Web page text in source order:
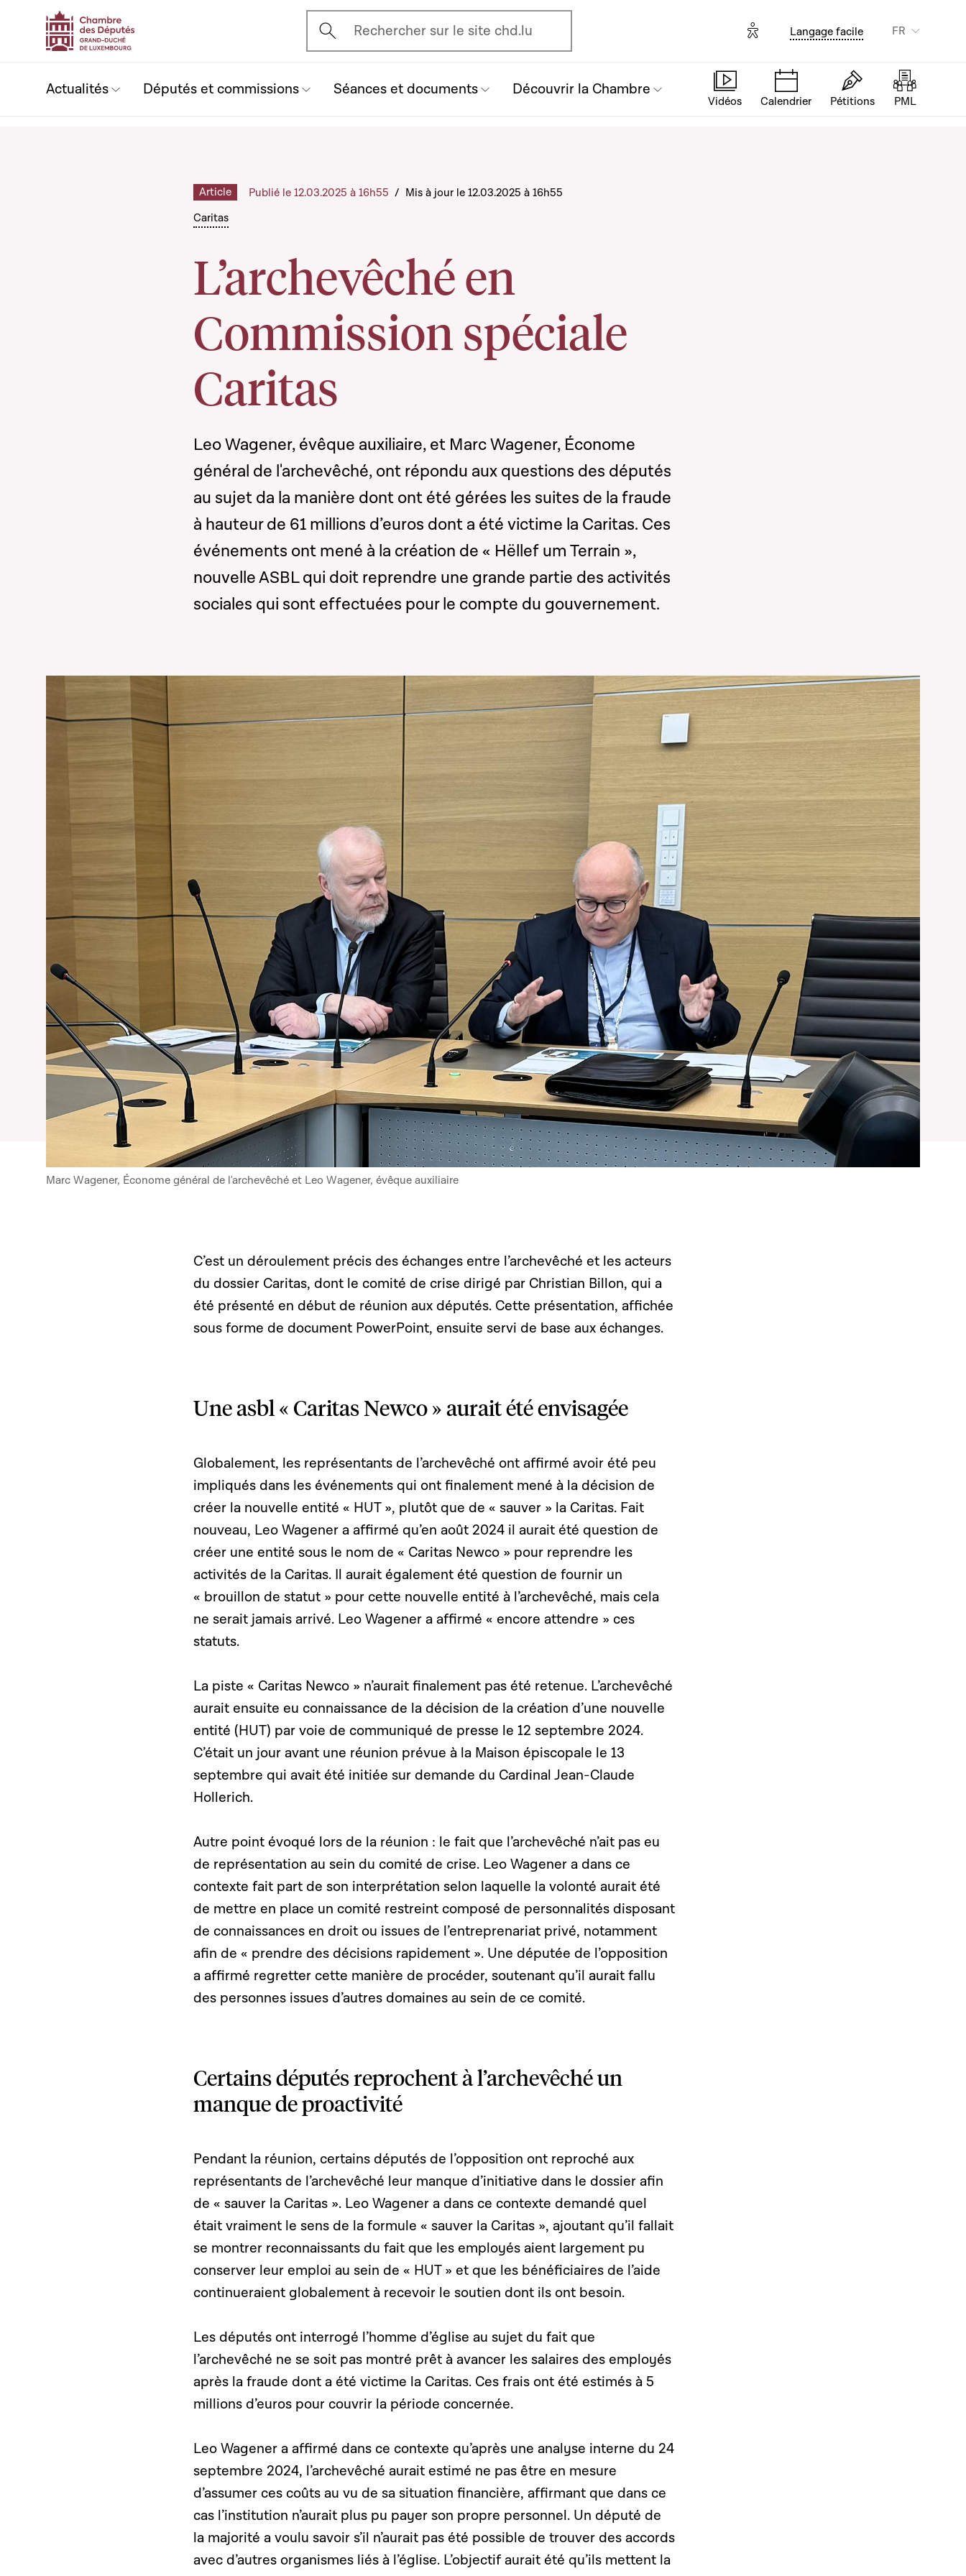
Ouvrir l'écran de recherche
Rechercher sur le site chd.lu Options d'accessibilité
Langage facile FR
Actualités Députés et commissions Séances et documents Découvrir la Chambre
Vidéos Calendrier Pétitions PML
Caritas
L’archevêché en
Commission spéciale
Caritas
Article Publié le 12.03.2025 à 16h55 / Mis à jour le 12.03.2025 à 16h55
Leo Wagener, évêque auxiliaire, et Marc Wagener, Économe
général de l'archevêché, ont répondu aux questions des députés
au sujet da la manière dont ont été gérées les suites de la fraude
à hauteur de 61 millions d’euros dont a été victime la Caritas. Ces
événements ont mené à la création de « Hëllef um Terrain »,
nouvelle ASBL qui doit reprendre une grande partie des activités
sociales qui sont effectuées pour le compte du gouvernement.
Marc Wagener, Économe général de l'archevêché et Leo Wagener, évêque auxiliaire
C’est un déroulement précis des échanges entre l’archevêché et les acteurs
du dossier Caritas, dont le comité de crise dirigé par Christian Billon, qui a
été présenté en début de réunion aux députés. Cette présentation, affichée
sous forme de document PowerPoint, ensuite servi de base aux échanges.
Une asbl « Caritas Newco » aurait été envisagée
Globalement, les représentants de l’archevêché ont affirmé avoir été peu
impliqués dans les événements qui ont finalement mené à la décision de
créer la nouvelle entité « HUT », plutôt que de « sauver » la Caritas. Fait
nouveau, Leo Wagener a affirmé qu’en août 2024 il aurait été question de
créer une entité sous le nom de « Caritas Newco » pour reprendre les
activités de la Caritas. Il aurait également été question de fournir un
« brouillon de statut » pour cette nouvelle entité à l’archevêché, mais cela
ne serait jamais arrivé. Leo Wagener a affirmé « encore attendre » ces
statuts.
La piste « Caritas Newco » n’aurait finalement pas été retenue. L’archevêché
aurait ensuite eu connaissance de la décision de la création d’une nouvelle
entité (HUT) par voie de communiqué de presse le 12 septembre 2024.
C’était un jour avant une réunion prévue à la Maison épiscopale le 13
septembre qui avait été initiée sur demande du Cardinal Jean-Claude
Hollerich.
Autre point évoqué lors de la réunion : le fait que l’archevêché n’ait pas eu
de représentation au sein du comité de crise. Leo Wagener a dans ce
contexte fait part de son interprétation selon laquelle la volonté aurait été
de mettre en place un comité restreint composé de personnalités disposant
de connaissances en droit ou issues de l’entreprenariat privé, notamment
afin de « prendre des décisions rapidement ». Une députée de l’opposition
a affirmé regretter cette manière de procéder, soutenant qu’il aurait fallu
des personnes issues d’autres domaines au sein de ce comité.
Certains députés reprochent à l’archevêché un
manque de proactivité
Pendant la réunion, certains députés de l’opposition ont reproché aux
représentants de l’archevêché leur manque d’initiative dans le dossier afin
de « sauver la Caritas ». Leo Wagener a dans ce contexte demandé quel
était vraiment le sens de la formule « sauver la Caritas », ajoutant qu’il fallait
se montrer reconnaissants du fait que les employés aient largement pu
conserver leur emploi au sein de « HUT » et que les bénéficiaires de l’aide
continueraient globalement à recevoir le soutien dont ils ont besoin.
Les députés ont interrogé l’homme d’église au sujet du fait que
l’archevêché ne se soit pas montré prêt à avancer les salaires des employés
après la fraude dont a été victime la Caritas. Ces frais ont été estimés à 5
millions d’euros pour couvrir la période concernée.
Leo Wagener a affirmé dans ce contexte qu’après une analyse interne du 24
septembre 2024, l’archevêché aurait estimé ne pas être en mesure
d’assumer ces coûts au vu de sa situation financière, affirmant que dans ce
cas l’institution n’aurait plus pu payer son propre personnel. Un député de
la majorité a voulu savoir s’il n’aurait pas été possible de trouver des accords
avec d’autres organismes liés à l’église. L’objectif aurait été qu’ils mettent la